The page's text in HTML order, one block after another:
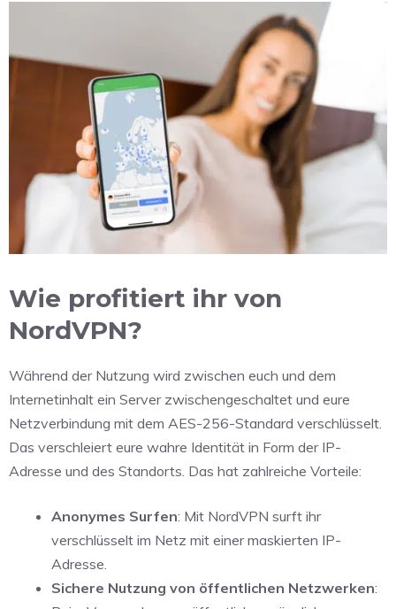
Wie profitiert ihr von
NordVPN?
Während der Nutzung wird zwischen euch und dem
Internetinhalt ein Server zwischengeschaltet und eure
Netzverbindung mit dem AES-256-Standard verschlüsselt.
Das verschleiert eure wahre Identität in Form der IP-
Adresse und des Standorts. Das hat zahlreiche Vorteile:
Anonymes Surfen: Mit NordVPN surft ihr
verschlüsselt im Netz mit einer maskierten IP-
Adresse.
Sichere Nutzung von öffentlichen Netzwerken: